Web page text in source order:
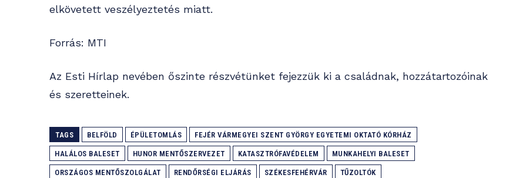
elkövetett veszélyeztetés miatt.
Forrás: MTI
Az Esti Hírlap nevében őszinte részvétünket fejezzük ki a családnak, hozzátartozóinak
és szeretteinek.
TAGS BELFÖLD ÉPÜLETOMLÁS FEJÉR VÁRMEGYEI SZENT GYÖRGY EGYETEMI OKTATÓ KÓRHÁZ
HALÁLOS BALESET HUNOR MENTŐSZERVEZET KATASZTRÓFAVÉDELEM MUNKAHELYI BALESET
ORSZÁGOS MENTŐSZOLGÁLAT RENDŐRSÉGI ELJÁRÁS SZÉKESFEHÉRVÁR TŰZOLTÓK